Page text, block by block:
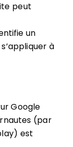
peut
un
à
Google
(par
est